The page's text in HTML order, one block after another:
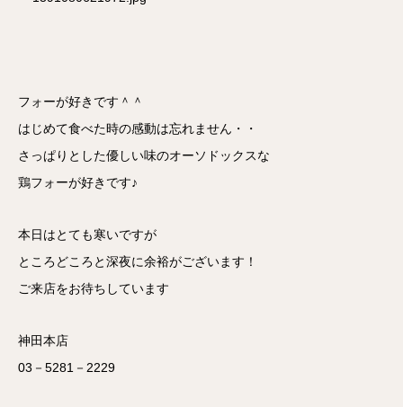
フォーが好きです＾＾
はじめて食べた時の感動は忘れません・・
さっぱりとした優しい味のオーソドックスな
鶏フォーが好きです♪
本日はとても寒いですが
ところどころと深夜に余裕がございます！
ご来店をお待ちしています
神田本店
03－5281－2229